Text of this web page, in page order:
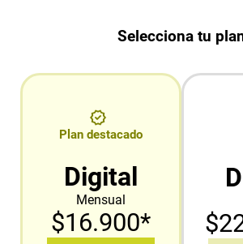
Selecciona tu
Plan destacado
Digital
Mensual
$16.900*